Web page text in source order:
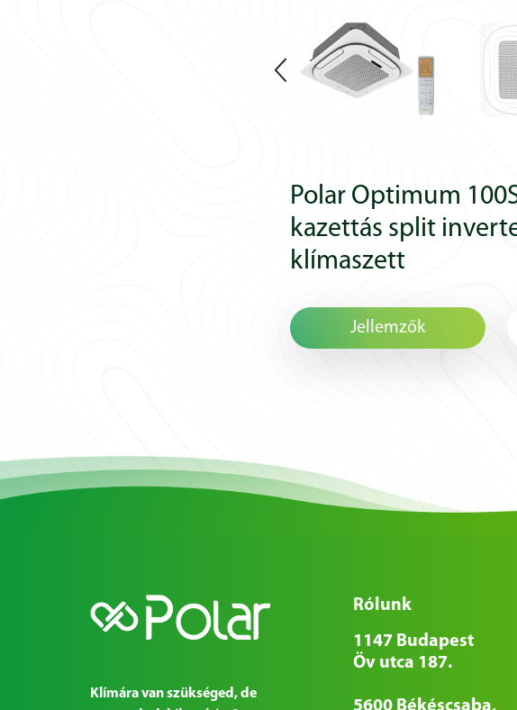
Polar Optimum
kazettás split
klímaszett
Jellemzők
Klímára van szükséged, de
Rólunk
1147 Budapest
Öv utca 187.
5600 Békéscsaba,